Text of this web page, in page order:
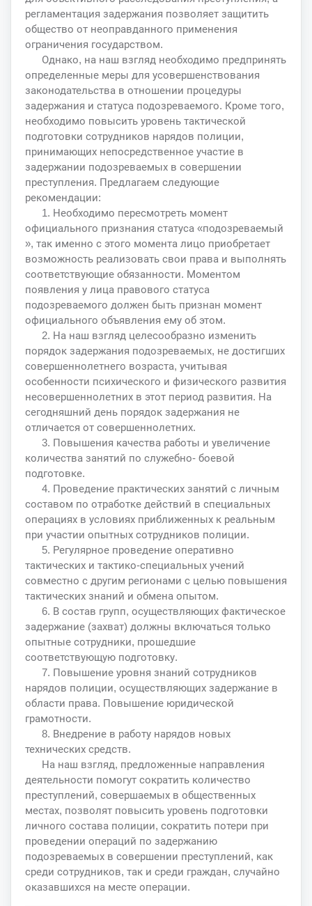
регламентация задержания позволяет защитить
общество от неоправданного применения
ограничения государством.
Однако, на наш взгляд необходимо предпринять
определенные меры для усовершенствования
законодательства в отношении процедуры
задержания и статуса подозреваемого. Кроме того,
необходимо повысить уровень тактической
подготовки сотрудников нарядов полиции,
принимающих непосредственное участие в
задержании подозреваемых в совершении
преступления. Предлагаем следующие
рекомендации:
1. Необходимо пересмотреть момент
официального признания статуса «подозреваемый
», так именно с этого момента лицо приобретает
возможность реализовать свои права и выполнять
соответствующие обязанности. Моментом
появления у лица правового статуса
подозреваемого должен быть признан момент
официального объявления ему об этом.
2. На наш взгляд целесообразно изменить
порядок задержания подозреваемых, не достигших
совершеннолетнего возраста, учитывая
особенности психического и физического развития
несовершеннолетних в этот период развития. На
сегодняшний день порядок задержания не
отличается от совершеннолетних.
3. Повышения качества работы и увеличение
количества занятий по служебно- боевой
подготовке.
4. Проведение практических занятий с личным
составом по отработке действий в специальных
операциях в условиях приближенных к реальным
при участии опытных сотрудников полиции.
5. Регулярное проведение оперативно
тактических и тактико-специальных учений
совместно с другим регионами с целью повышения
тактических знаний и обмена опытом.
6. В состав групп, осуществляющих фактическое
задержание (захват) должны включаться только
опытные сотрудники, прошедшие
соответствующую подготовку.
7. Повышение уровня знаний сотрудников
нарядов полиции, осуществляющих задержание в
области права. Повышение юридической
грамотности.
8. Внедрение в работу нарядов новых
технических средств.
На наш взгляд, предложенные направления
деятельности помогут сократить количество
преступлений, совершаемых в общественных
местах, позволят повысить уровень подготовки
личного состава полиции, сократить потери при
проведении операций по задержанию
подозреваемых в совершении преступлений, как
среди сотрудников, так и среди граждан, случайно
оказавшихся на месте операции.